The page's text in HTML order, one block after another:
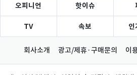
오피니언 핫이슈
TV 속보 인
회사소개 광고/제휴·구매문의 이